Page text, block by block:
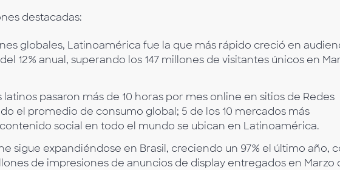
destacadas:
globales, Latinoamérica fue la que más rápido creció en
12% anual, superando los 147 millones de visitantes únicos en
pasaron más de 10 horas por mes online en sitios de Redes
el promedio de consumo global; 5 de los 10 mercados más
social en todo el mundo se ubican en Latinoamérica.
sigue expandiéndose en Brasil, creciendo un 97% el último año,
de impresiones de anuncios de display entregados en Marzo